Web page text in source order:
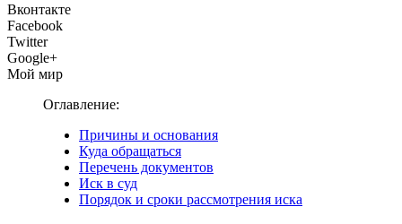
Вконтакте
Facebook
Twitter
Google+
Мой мир
Оглавление:
Причины и основания
Куда обращаться
Перечень документов
Иск в суд
Порядок и сроки рассмотрения иска